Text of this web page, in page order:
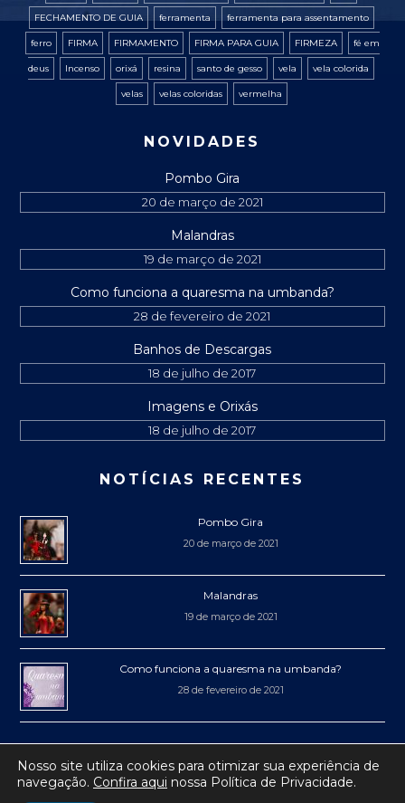
FECHAMENTO DE GUIA ferramenta ferramenta para assentamento
ferro FIRMA FIRMAMENTO FIRMA PARA GUIA FIRMEZA fé em
deus Incenso orixá resina santo de gesso vela vela colorida
velas velas coloridas vermelha
NOVIDADES
Pombo Gira
20 de março de 2021
Malandras
19 de março de 2021
Como funciona a quaresma na umbanda?
28 de fevereiro de 2021
Banhos de Descargas
18 de julho de 2017
Imagens e Orixás
18 de julho de 2017
NOTÍCIAS RECENTES
Pombo Gira
20 de março de 2021
Malandras
19 de março de 2021
Como funciona a quaresma na umbanda?
28 de fevereiro de 2021
® 2017-2019 Mercadão de Niterói• Todos os direitos reservados
Nosso site utiliza cookies para otimizar sua experiência de
navegação. Confira aqui nossa Política de Privacidade.